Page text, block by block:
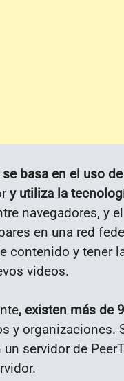
se basa en el uso
y utiliza la
navegadores, y
en una red
contenido y tener
videos.
, existen más de
y organizaciones.
un servidor de